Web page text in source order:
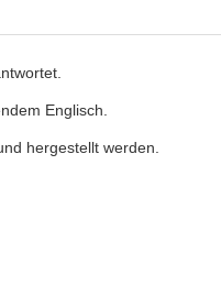
Englisch.
hergestellt werden.